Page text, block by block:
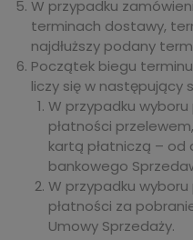
W przypadku
terminach dostawy,
najdłuższy podany
Początek biegu
liczy się w następujący
W przypadku
płatności
kartą płatniczą – od
bankowego
W przypadku
płatności za
Umowy Sprzedaży.